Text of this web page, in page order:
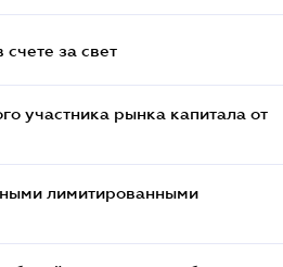
за свет
участника рынка капитала от
лимитированными